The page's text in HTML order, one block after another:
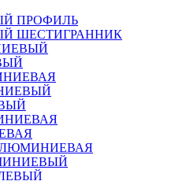
ПРОФИЛЬ
ШЕСТИГРАННИК